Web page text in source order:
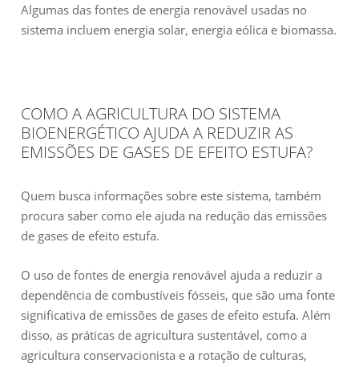
Algumas das fontes de energia renovável usadas no
sistema incluem energia solar, energia eólica e biomassa.
COMO A AGRICULTURA DO SISTEMA
BIOENERGÉTICO AJUDA A REDUZIR AS
EMISSÕES DE GASES DE EFEITO ESTUFA?
Quem busca informações sobre este sistema, também
procura saber como ele ajuda na redução das emissões
de gases de efeito estufa.
O uso de fontes de energia renovável ajuda a reduzir a
dependência de combustíveis fósseis, que são uma fonte
significativa de emissões de gases de efeito estufa. Além
disso, as práticas de agricultura sustentável, como a
agricultura conservacionista e a rotação de culturas,